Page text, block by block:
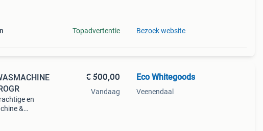
Topadvertentie Bezoek website
en
&
€ 500,00
Vandaag
Eco Whitegoods
Veenendaal